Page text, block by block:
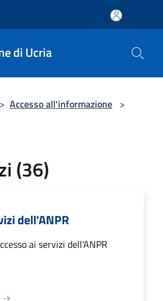
di Ucria
> Accesso all'informazione >
(36)
dell'ANPR
ai servizi dell'ANPR